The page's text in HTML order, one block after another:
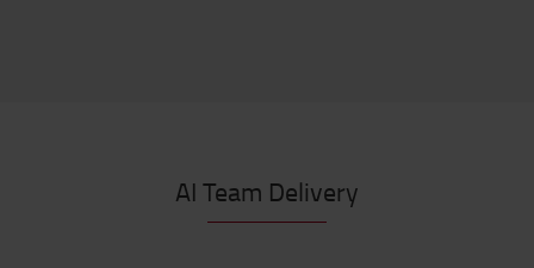
AI Team Delivery